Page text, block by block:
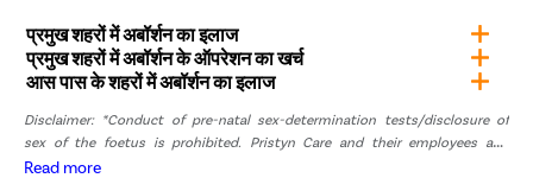
लेती हैं।
गर्भाशय के बाहर भ्रूण निर्माण होने पर गर्भपात करवाना बहुत जरूरी हो
जाता है।
दिल्ली में Pristyn Care से कराएं सुरक्षित गर्भपात
प्रमुख शहरों में अबॉर्शन का इलाज
प्रमुख शहरों में अबॉर्शन के ऑपरेशन का खर्च
आस पास के शहरों में अबॉर्शन का इलाज
Disclaimer: *Conduct of pre-natal sex-determination tests/disclosure of
sex of the foetus is prohibited. Pristyn Care and their employees and
representatives have zero tolerance for pre-natal sex determination tests or
Read more